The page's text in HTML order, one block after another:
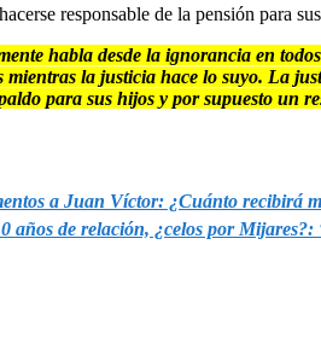
responsable de la pensión para
habla desde la ignorancia en
mientras la justicia hace lo suyo. La
para sus hijos y por supuesto un
a Juan Víctor: ¿Cuánto recibirá
años de relación, ¿celos por Mijares?: